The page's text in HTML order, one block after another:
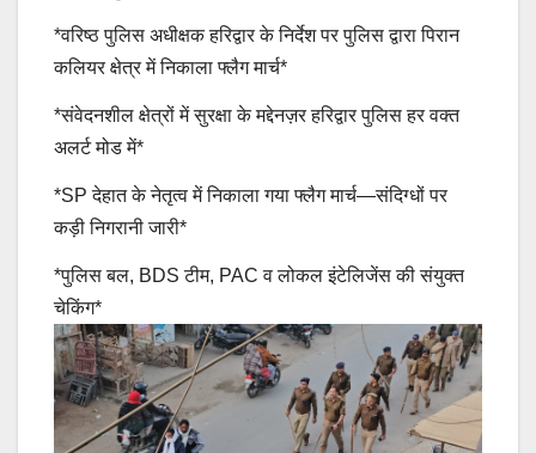
*वरिष्ठ पुलिस अधीक्षक हरिद्वार के निर्देश पर पुलिस द्वारा पिरान
कलियर क्षेत्र में निकाला फ्लैग मार्च*
*संवेदनशील क्षेत्रों में सुरक्षा के मद्देनज़र हरिद्वार पुलिस हर वक्त
अलर्ट मोड में*
*SP देहात के नेतृत्व में निकाला गया फ्लैग मार्च—संदिग्धों पर
कड़ी निगरानी जारी*
*पुलिस बल, BDS टीम, PAC व लोकल इंटेलिजेंस की संयुक्त
चेकिंग*